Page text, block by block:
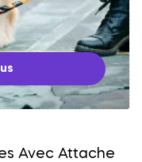
Avec Attache